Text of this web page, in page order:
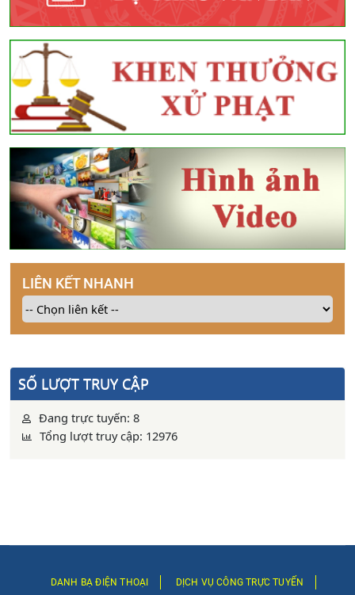
LIÊN KẾT NHANH
SỐ LƯỢT TRUY CẬP
Đang trực tuyến: 8
Tổng lượt truy cập: 12976
DANH BẠ ĐIỆN THOẠI DỊCH VỤ CÔNG TRỰC TUYẾN